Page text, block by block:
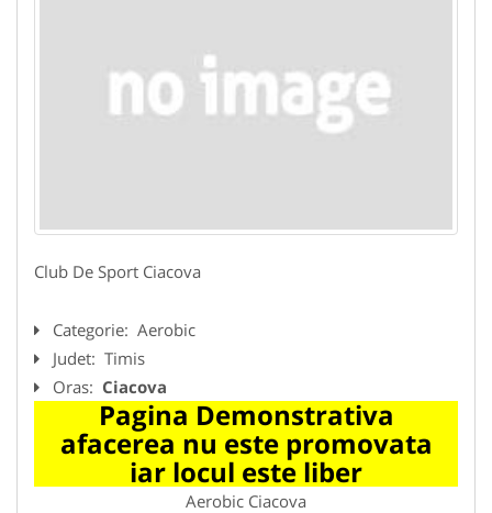
Club De Sport Ciacova
Categorie: Aerobic
Judet: Timis
Oras: Ciacova
Pagina Demonstrativa
afacerea nu este promovata
iar locul este liber
Aerobic Ciacova